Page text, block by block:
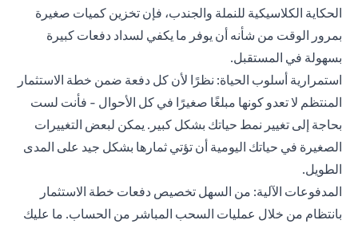
الحكاية الكلاسيكية للنملة والجندب، فإن تخزين كميات صغيرة
بمرور الوقت من شأنه أن يوفر ما يكفي لسداد دفعات كبيرة
بسهولة في المستقبل.
استمرارية أسلوب الحياة: نظرًا لأن كل دفعة ضمن خطة الاستثمار
المنتظم لا تعدو كونها مبلغًا صغيرًا في كل الأحوال - فأنت لست
بحاجة إلى تغيير نمط حياتك بشكل كبير. يمكن لبعض التغييرات
الصغيرة في حياتك اليومية أن تؤتي ثمارها بشكل جيد على المدى
الطويل.
المدفوعات الآلية: من السهل تخصيص دفعات خطة الاستثمار
بانتظام من خلال عمليات السحب المباشر من الحساب. ما عليك